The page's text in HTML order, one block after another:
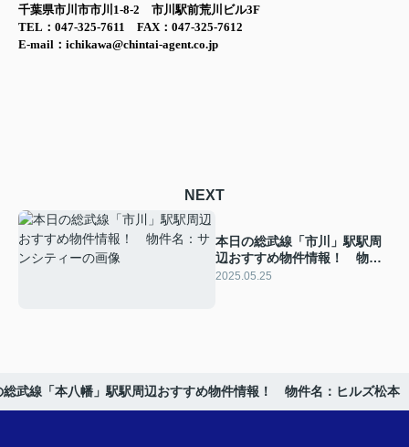
千葉県市川市市川1-8-2 市川駅前荒川ビル3F
TEL：047-325-7611 FAX：047-325-7612
E-mail：ichikawa@chintai-agent.co.jp
NEXT
本日の総武線「市川」駅駅周
辺おすすめ物件情報！ 物件
名：サンシティー
2025.05.25
総武線「本八幡」駅駅周辺おすすめ物件情報！ 物件名：ヒルズ松本